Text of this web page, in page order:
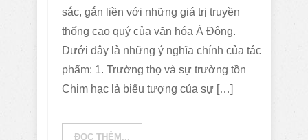
sắc, gắn liền với những giá trị truyền
thống cao quý của văn hóa Á Đông.
Dưới đây là những ý nghĩa chính của tác
phẩm: 1. Trường thọ và sự trường tồn
Chim hạc là biểu tượng của sự […]
ĐỌC THÊM...